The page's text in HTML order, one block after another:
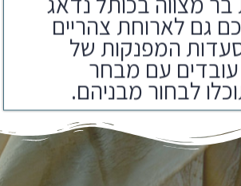
המפנקות של
עובדים עם מבחר
לבחור מבניהם.